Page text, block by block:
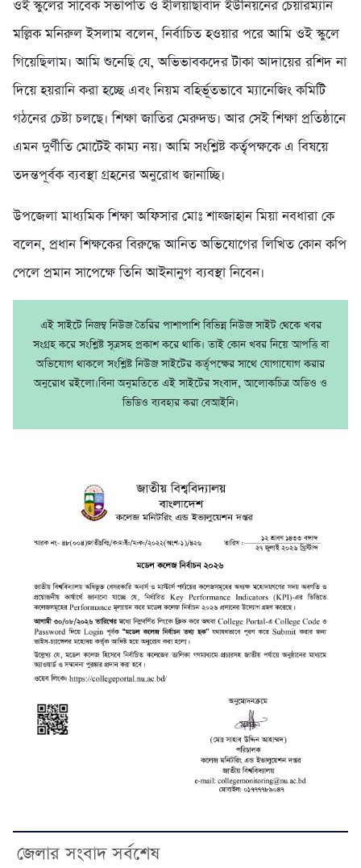
ওই স্কুলের সাবেক সভাপতি ও ইলিয়াছাবাদ ইউনিয়নের চেয়ারম্যান
মল্লিক মনিরুল ইসলাম বলেন, নির্বাচিত হওয়ার পরে আমি ওই স্কুলে
গিয়েছিলাম। আমি শুনেছি যে, অভিভাবকদের টাকা আদায়ের রশিদ না
দিয়ে হয়রানি করা হচ্ছে এবং নিয়ম বহির্ভূতভাবে ম্যানেজিং কমিটি
গঠনের চেষ্টা চলছে। শিক্ষা জাতির মেরুদন্ড। আর সেই শিক্ষা প্রতিষ্ঠানে
এমন দুর্ণীতি মোটেই কাম্য নয়। আমি সংশ্লিষ্ট কর্তৃপক্ষকে এ বিষয়ে
তদন্তপূর্বক ব্যবস্থা গ্রহনের অনুরোধ জানাচ্ছি।
উপজেলা মাধ্যমিক শিক্ষা অফিসার মোঃ শাহ্জাহান মিয়া নবধারা কে
বলেন, প্রধান শিক্ষকের বিরুদ্ধে আনিত অভিযোগের লিখিত কোন কপি
পেলে প্রমান সাপেক্ষে তিনি আইনানুগ ব্যবস্থা নিবেন।
এই সাইটে নিজম্ব নিউজ তৈরির পাশাপাশি বিভিন্ন নিউজ সাইট থেকে খবর
সংগ্রহ করে সংশ্লিষ্ট সূত্রসহ প্রকাশ করে থাকি। তাই কোন খবর নিয়ে আপত্তি বা
অভিযোগ থাকলে সংশ্লিষ্ট নিউজ সাইটের কর্তৃপক্ষের সাথে যোগাযোগ করার
অনুরোধ রইলো।বিনা অনুমতিতে এই সাইটের সংবাদ, আলোকচিত্র অডিও ও
ভিডিও ব্যবহার করা বেআইনি।
জেলার সংবাদ সর্বশেষ